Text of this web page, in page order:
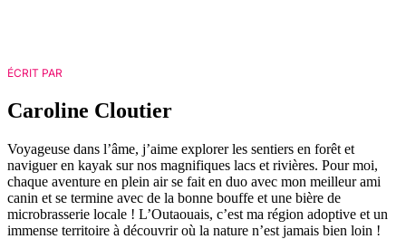
ÉCRIT PAR
Caroline Cloutier
Voyageuse dans l’âme, j’aime explorer les sentiers en forêt et
naviguer en kayak sur nos magnifiques lacs et rivières. Pour moi,
chaque aventure en plein air se fait en duo avec mon meilleur ami
canin et se termine avec de la bonne bouffe et une bière de
microbrasserie locale ! L’Outaouais, c’est ma région adoptive et un
immense territoire à découvrir où la nature n’est jamais bien loin !